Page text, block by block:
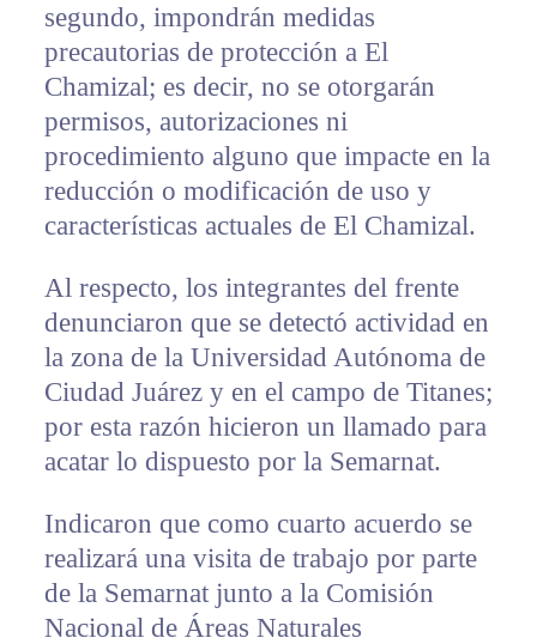
segundo, impondrán medidas
precautorias de protección a El
Chamizal; es decir, no se otorgarán
permisos, autorizaciones ni
procedimiento alguno que impacte en la
reducción o modificación de uso y
características actuales de El Chamizal.
Al respecto, los integrantes del frente
denunciaron que se detectó actividad en
la zona de la Universidad Autónoma de
Ciudad Juárez y en el campo de Titanes;
por esta razón hicieron un llamado para
acatar lo dispuesto por la Semarnat.
Indicaron que como cuarto acuerdo se
realizará una visita de trabajo por parte
de la Semarnat junto a la Comisión
Nacional de Áreas Naturales